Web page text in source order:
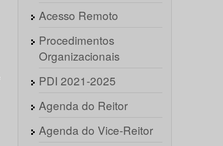
Acesso Remoto
Procedimentos
Organizacionais
PDI 2021-2025
Agenda do Reitor
Agenda do Vice-Reitor